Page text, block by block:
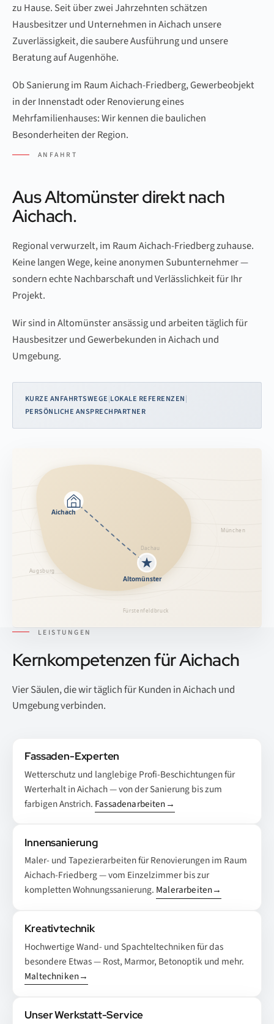
zu Hause. Seit über zwei Jahrzehnten schätzen
Hausbesitzer und Unternehmen in Aichach unsere
Zuverlässigkeit, die saubere Ausführung und unsere
Beratung auf Augenhöhe.
Ob Sanierung im Raum Aichach-Friedberg, Gewerbeobjekt
in der Innenstadt oder Renovierung eines
Mehrfamilienhauses: Wir kennen die baulichen
Besonderheiten der Region.
ANFAHRT
Aus Altomünster direkt nach
Aichach.
Regional verwurzelt, im Raum Aichach-Friedberg zuhause.
Keine langen Wege, keine anonymen Subunternehmer —
sondern echte Nachbarschaft und Verlässlichkeit für Ihr
Projekt.
Wir sind in Altomünster ansässig und arbeiten täglich für
Hausbesitzer und Gewerbekunden in Aichach und
Umgebung.
KURZE ANFAHRTSWEGE LOKALE REFERENZEN
PERSÖNLICHE ANSPRECHPARTNER
LEISTUNGEN
Kernkompetenzen für Aichach
Vier Säulen, die wir täglich für Kunden in Aichach und
Umgebung verbinden.
Fassaden-Experten
Wetterschutz und langlebige Profi-Beschichtungen für
Werterhalt in Aichach — von der Sanierung bis zum
farbigen Anstrich. Fassadenarbeiten→
Innensanierung
Maler- und Tapezierarbeiten für Renovierungen im Raum
Aichach-Friedberg — vom Einzelzimmer bis zur
kompletten Wohnungssanierung. Malerarbeiten→
Kreativtechnik
Hochwertige Wand- und Spachteltechniken für das
besondere Etwas — Rost, Marmor, Betonoptik und mehr.
Maltechniken→
Unser Werkstatt-Service